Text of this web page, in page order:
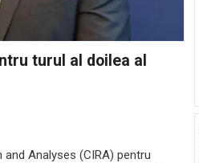
turul al doilea al
Analyses (CIRA) pentru